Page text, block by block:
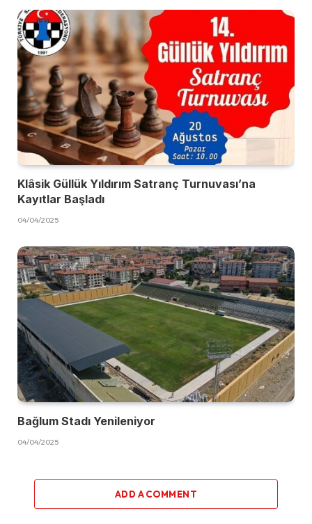
Klâsik Güllük Yıldırım Satranç Turnuvası’na
Kayıtlar Başladı
04/04/2025
Bağlum Stadı Yenileniyor
04/04/2025
ADD A COMMENT